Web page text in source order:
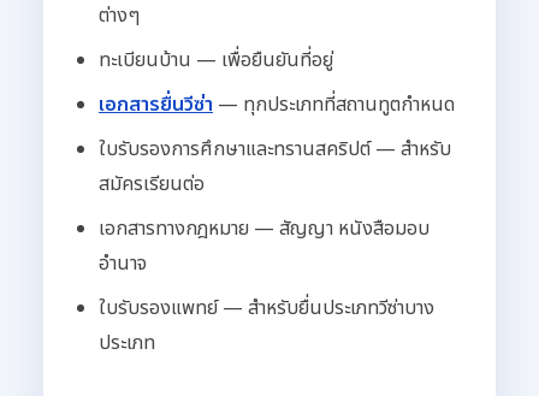
ต่างๆ
ทะเบียนบ้าน — เพื่อยืนยันที่อยู่
เอกสารยื่นวีซ่า — ทุกประเภทที่สถานทูตกำหนด
ใบรับรองการศึกษาและทรานสคริปต์ — สำหรับ
สมัครเรียนต่อ
เอกสารทางกฎหมาย — สัญญา หนังสือมอบ
อำนาจ
ใบรับรองแพทย์ — สำหรับยื่นประเภทวีซ่าบาง
ประเภท